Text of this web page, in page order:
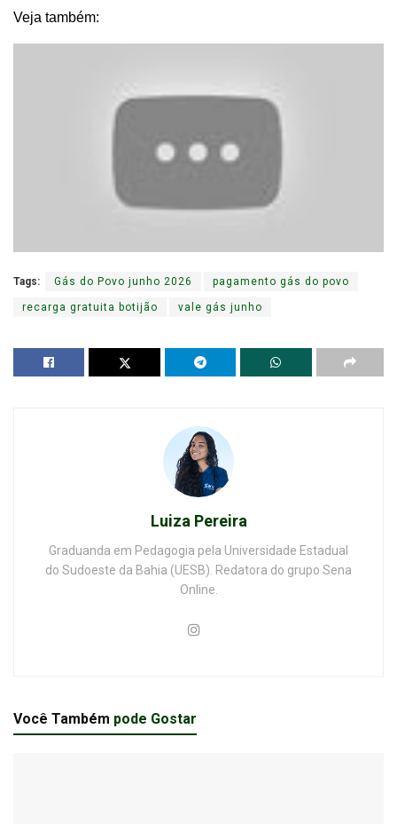
Veja também:
Tags: Gás do Povo junho 2026 pagamento gás do povo
recarga gratuita botijão vale gás junho
Luiza Pereira
Graduanda em Pedagogia pela Universidade Estadual
do Sudoeste da Bahia (UESB). Redatora do grupo Sena
Online.
Você Também pode Gostar